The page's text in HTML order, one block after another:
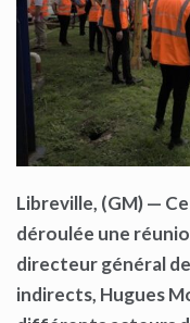
Libreville, (GM) —
déroulée une
directeur général
indirects, Hugues